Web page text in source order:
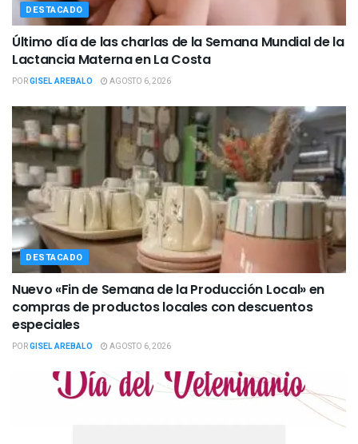
DESTACADO
Último día de las charlas de la Semana Mundial de la
Lactancia Materna en La Costa
PORGISEL AREBALO AGOSTO 6, 2026
DESTACADO
Nuevo «Fin de Semana de la Producción Local» en
compras de productos locales con descuentos
especiales
PORGISEL AREBALO AGOSTO 6, 2026